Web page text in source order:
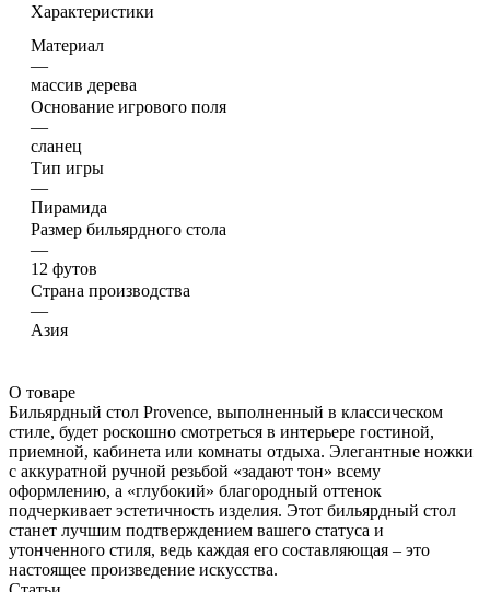
Характеристики
Материал
—
массив дерева
Основание игрового поля
—
сланец
Тип игры
—
Пирамида
Размер бильярдного стола
—
12 футов
Страна производства
—
Азия
О товаре
Бильярдный стол Provence, выполненный в классическом
стиле, будет роскошно смотреться в интерьере гостиной,
приемной, кабинета или комнаты отдыха. Элегантные ножки
с аккуратной ручной резьбой «задают тон» всему
оформлению, а «глубокий» благородный оттенок
подчеркивает эстетичность изделия. Этот бильярдный стол
станет лучшим подтверждением вашего статуса и
утонченного стиля, ведь каждая его составляющая – это
настоящее произведение искусства.